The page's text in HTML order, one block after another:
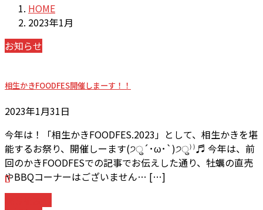
HOME
2023年1月
お知らせ
相生かきFOODFES開催しまーす！！
2023年1月31日
今年は！「相生かきFOODFES.2023」として、相生かきを堪
能するお祭り、開催しーます(੭ु´･ω･`)੭ु⁾⁾♬ 今年は、前
回のかきFOODFESでの記事でお伝えした通り、牡蠣の直売
やBBQコーナーはございません… […]